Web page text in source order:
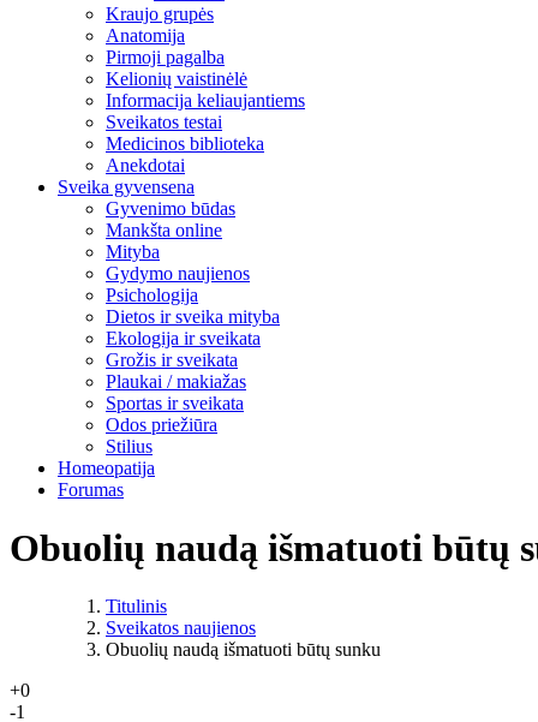
Kraujo grupės
Anatomija
Pirmoji pagalba
Kelionių vaistinėlė
Informacija keliaujantiems
Sveikatos testai
Medicinos biblioteka
Anekdotai
Sveika gyvensena
Gyvenimo būdas
Mankšta online
Mityba
Gydymo naujienos
Psichologija
Dietos ir sveika mityba
Ekologija ir sveikata
Grožis ir sveikata
Plaukai / makiažas
Sportas ir sveikata
Odos priežiūra
Stilius
Homeopatija
Forumas
Obuolių naudą išmatuoti būtų
Titulinis
Sveikatos naujienos
Obuolių naudą išmatuoti būtų sunku
+0
-1